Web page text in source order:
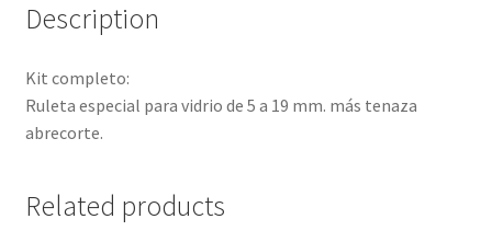
Description
Kit completo:
Ruleta especial para vidrio de 5 a 19 mm. más tenaza
abrecorte.
Related products